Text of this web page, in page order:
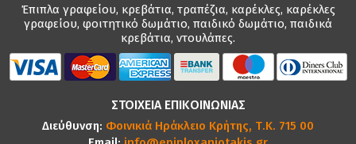
Έπιπλα γραφείου, κρεβάτια, τραπέζια, καρέκλες, καρέκλες
γραφείου, φοιτητικό δωμάτιο, παιδικό δωμάτιο, παιδικά
κρεβάτια, ντουλάπες.
ΣΤΟΙΧΕΙΑ ΕΠΙΚΟΙΝΩΝΙΑΣ
Διεύθυνση: Φοινικιά Ηράκλειο Κρήτης, Τ.Κ. 715 00